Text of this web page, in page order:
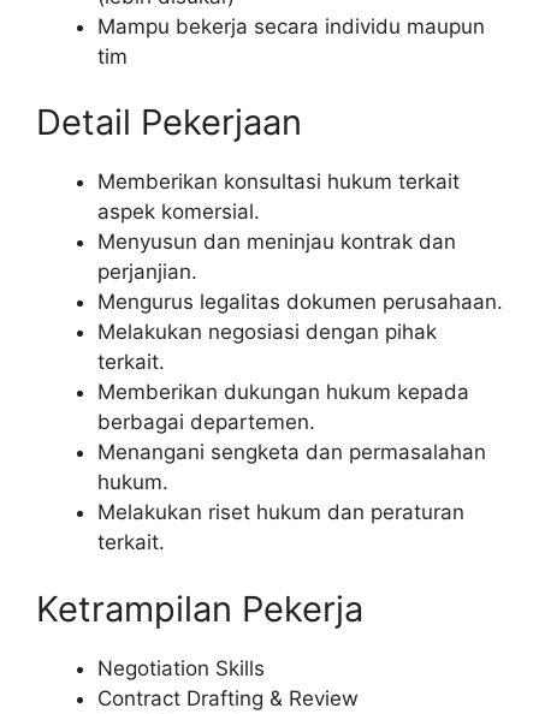
Mampu bekerja secara individu maupun
tim
Detail Pekerjaan
Memberikan konsultasi hukum terkait
aspek komersial.
Menyusun dan meninjau kontrak dan
perjanjian.
Mengurus legalitas dokumen perusahaan.
Melakukan negosiasi dengan pihak
terkait.
Memberikan dukungan hukum kepada
berbagai departemen.
Menangani sengketa dan permasalahan
hukum.
Melakukan riset hukum dan peraturan
terkait.
Ketrampilan Pekerja
Negotiation Skills
Contract Drafting & Review